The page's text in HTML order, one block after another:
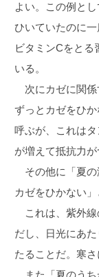
よい。この例と
ひいていたのに
ビタミンCをとる
いる。
次にカゼに関係
ずっとカゼをひ
呼ぶが、これは
が増えて抵抗力
その他に「夏の
カゼをひかない
これは、紫外線
だし、日光にあ
たることだ。寒